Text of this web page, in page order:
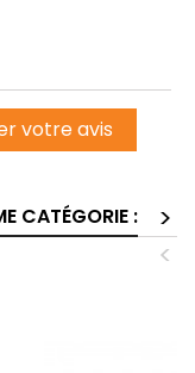
votre avis
CATÉGORIE :
>
<